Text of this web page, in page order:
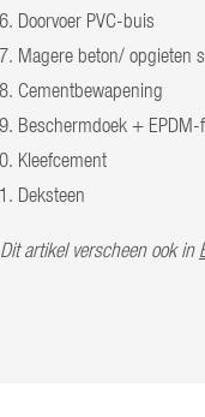
Doorvoer PVC-buis
Magere beton/ opgieten
Cementbewapening
Beschermdoek + EPDM-
Kleefcement
Deksteen
Dit artikel verscheen ook in